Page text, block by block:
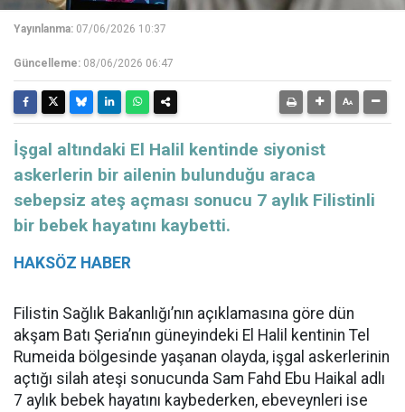
Yayınlanma: 07/06/2026 10:37
Güncelleme: 08/06/2026 06:47
İşgal altındaki El Halil kentinde siyonist
askerlerin bir ailenin bulunduğu araca
sebepsiz ateş açması sonucu 7 aylık Filistinli
bir bebek hayatını kaybetti.
HAKSÖZ HABER
Filistin Sağlık Bakanlığı’nın açıklamasına göre dün
akşam Batı Şeria’nın güneyindeki El Halil kentinin Tel
Rumeida bölgesinde yaşanan olayda, işgal askerlerinin
açtığı silah ateşi sonucunda Sam Fahd Ebu Haikal adlı
7 aylık bebek hayatını kaybederken, ebeveynleri ise